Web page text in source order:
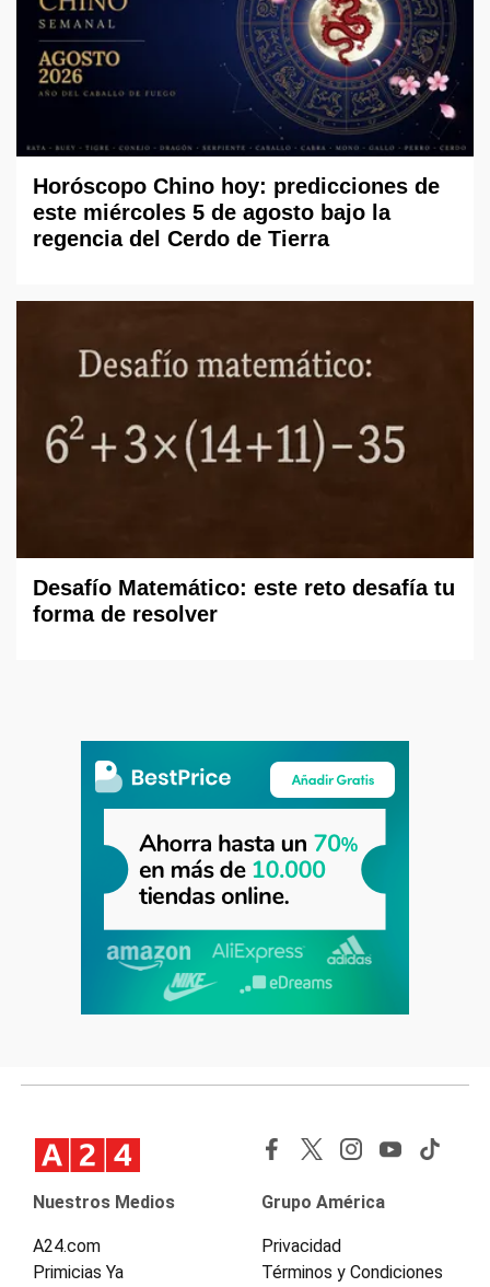
Horóscopo Chino hoy: predicciones de
este miércoles 5 de agosto bajo la
regencia del Cerdo de Tierra
Desafío Matemático: este reto desafía tu
forma de resolver
Nuestros Medios
A24.com
Primicias Ya
Grupo América
Privacidad
Términos y Condiciones